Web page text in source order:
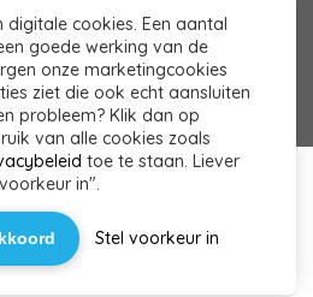
- Powered by
Stel Menus in in het Admin Paneel
cookies. Een aantal
goede werking van de
onze marketingcookies
ziet die ook echt aansluiten
probleem? Klik dan op
van alle cookies zoals
toe te staan. Liever
in".
Stel voorkeur in